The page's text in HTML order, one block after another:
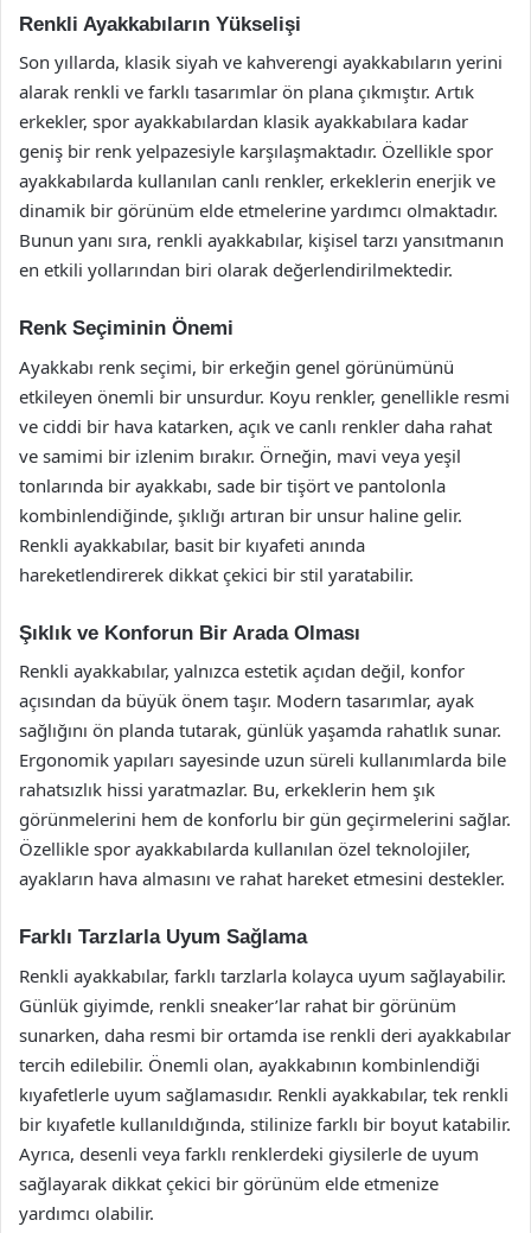
Renkli Ayakkabıların Yükselişi
Son yıllarda, klasik siyah ve kahverengi ayakkabıların yerini
alarak renkli ve farklı tasarımlar ön plana çıkmıştır. Artık
erkekler, spor ayakkabılardan klasik ayakkabılara kadar
geniş bir renk yelpazesiyle karşılaşmaktadır. Özellikle spor
ayakkabılarda kullanılan canlı renkler, erkeklerin enerjik ve
dinamik bir görünüm elde etmelerine yardımcı olmaktadır.
Bunun yanı sıra, renkli ayakkabılar, kişisel tarzı yansıtmanın
en etkili yollarından biri olarak değerlendirilmektedir.
Renk Seçiminin Önemi
Ayakkabı renk seçimi, bir erkeğin genel görünümünü
etkileyen önemli bir unsurdur. Koyu renkler, genellikle resmi
ve ciddi bir hava katarken, açık ve canlı renkler daha rahat
ve samimi bir izlenim bırakır. Örneğin, mavi veya yeşil
tonlarında bir ayakkabı, sade bir tişört ve pantolonla
kombinlendiğinde, şıklığı artıran bir unsur haline gelir.
Renkli ayakkabılar, basit bir kıyafeti anında
hareketlendirerek dikkat çekici bir stil yaratabilir.
Şıklık ve Konforun Bir Arada Olması
Renkli ayakkabılar, yalnızca estetik açıdan değil, konfor
açısından da büyük önem taşır. Modern tasarımlar, ayak
sağlığını ön planda tutarak, günlük yaşamda rahatlık sunar.
Ergonomik yapıları sayesinde uzun süreli kullanımlarda bile
rahatsızlık hissi yaratmazlar. Bu, erkeklerin hem şık
görünmelerini hem de konforlu bir gün geçirmelerini sağlar.
Özellikle spor ayakkabılarda kullanılan özel teknolojiler,
ayakların hava almasını ve rahat hareket etmesini destekler.
Farklı Tarzlarla Uyum Sağlama
Renkli ayakkabılar, farklı tarzlarla kolayca uyum sağlayabilir.
Günlük giyimde, renkli sneaker’lar rahat bir görünüm
sunarken, daha resmi bir ortamda ise renkli deri ayakkabılar
tercih edilebilir. Önemli olan, ayakkabının kombinlendiği
kıyafetlerle uyum sağlamasıdır. Renkli ayakkabılar, tek renkli
bir kıyafetle kullanıldığında, stilinize farklı bir boyut katabilir.
Ayrıca, desenli veya farklı renklerdeki giysilerle de uyum
sağlayarak dikkat çekici bir görünüm elde etmenize
yardımcı olabilir.